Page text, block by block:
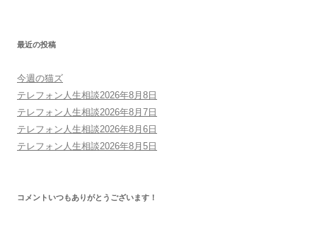
最近の投稿
今週の猫ズ
テレフォン人生相談2026年8月8日
テレフォン人生相談2026年8月7日
テレフォン人生相談2026年8月6日
テレフォン人生相談2026年8月5日
コメントいつもありがとうございます！